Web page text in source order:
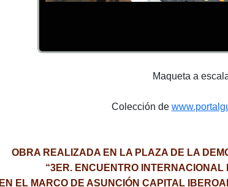
Maqueta a
Colección de
OBRA REALIZADA EN LA PLAZA DE LA
“3ER. ENCUENTRO INTERNACIONAL
EN EL MARCO DE ASUNCIÓN CAPITAL